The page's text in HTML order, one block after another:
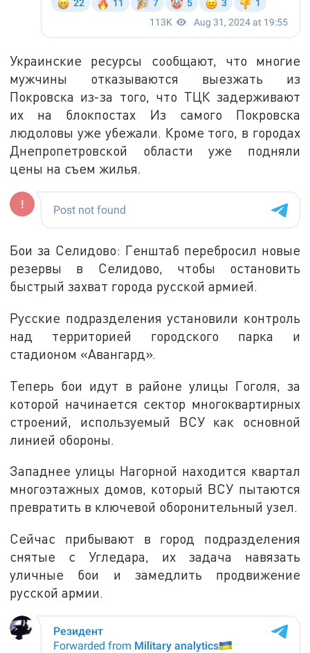
Украинские ресурсы сообщают, что многие
мужчины отказываются выезжать из
Покровска из-за того, что ТЦК задерживают
их на блокпостах Из самого Покровска
людоловы уже убежали. Кроме того, в городах
Днепропетровской области уже подняли
цены на съем жилья.
Бои за Селидово: Генштаб перебросил новые
резервы в Селидово, чтобы остановить
быстрый захват города русской армией.
Русские подразделения установили контроль
над территорией городского парка и
стадионом «Авангард».
Теперь бои идут в районе улицы Гоголя, за
которой начинается сектор многоквартирных
строений, используемый ВСУ как основной
линией обороны.
Западнее улицы Нагорной находится квартал
многоэтажных домов, который ВСУ пытаются
превратить в ключевой оборонительный узел.
Сейчас прибывают в город подразделения
снятые с Угледара, их задача навязать
уличные бои и замедлить продвижение
русской армии.